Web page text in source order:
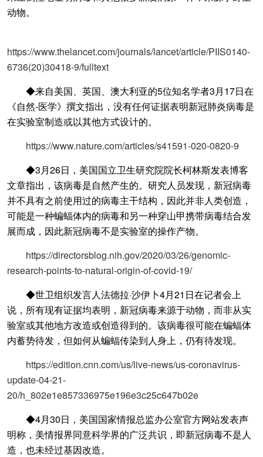
动物。
https://www.thelancet.com/journals/lancet/article/PIIS0140-
6736(20)30418-9/fulltext
◆来自美国、英国、澳大利亚的5位知名学者3月17日在
《自然-医学》撰文指出，没有任何证据表明新冠肺炎病毒是
在实验室制造或以其他方式设计的。
https://www.nature.com/articles/s41591-020-0820-9
◆3月26日，美国国立卫生研究院院长柯林斯发表博客
文章指出，该病毒是自然产生的。研究人员发现，新冠病毒
并不具有之前使用过的病毒主干结构，因此并非人类创造，
可能是一种蝙蝠体内的病毒和另一种穿山甲携带病毒结合发
展而成，因此新冠病毒不是实验室的操作产物。
https://directorsblog.nih.gov/2020/03/26/genomic-
research-points-to-natural-origin-of-covid-19/
◆世卫组织发言人法德拉·沙伊卜4月21日在记者会上
说，所有现有证据均表明，新冠病毒来源于动物，而非从实
验室或其他地方改造或创造得到的。该病毒很可能在蝙蝠体
内蓄势待发，但如何从蝙蝠传染到人身上，仍有待发现。
https://edition.cnn.com/us/live-news/us-coronavirus-
update-04-21-
20/h_802e1e857336975e196e3c25c647b02e
◆4月30日，美国国家情报总监办公室官方网站发表声
明称，美情报界同意科学界的广泛共识，即新冠病毒不是人
造，也未经过基因改造。